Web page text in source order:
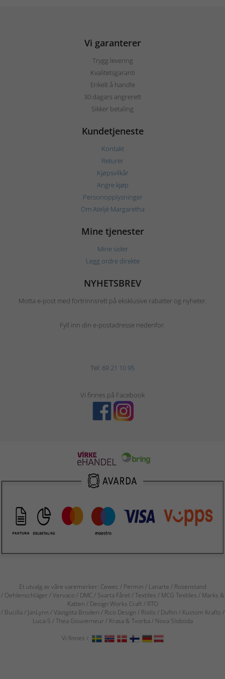
Vi garanterer
Trygg levering
Kvalitetsgaranti
Enkelt å handle
30 dagars angrerett
Sikker betaling
Kundetjeneste
Kontakt
Returer
Kjøpsvilkår
Angre kjøp
Personopplysninger
Om Ateljé Margaretha
Mine tjenester
Mine sider
Legg ordre direkte
NYHETSBREV
Motta e-post med fortrinnsrett på eksklusive rabatter og nyheter.
Fyll inn din e-postadresse nedenfor.
Tel: 69 21 10 95
Vi finnes på Facebook
Et utvalg av våre varemerker: Cewec / Permin / Lanarte / Rosenstand
/ Oehlenschläger / Vervaco / DMC / Svarta Fåret / Textiles / MCG Textiles / Marks &
Katten / Design Works Craft / RTO
/ Bucilla / JanLynn / Västgöta Broderi / Rico Design / Riolis / Duftin / Kustom Krafts /
Luca-S / Thea Gouverneur / Krasa & Tvorba / Nova Sloboda
Vi finnes i: